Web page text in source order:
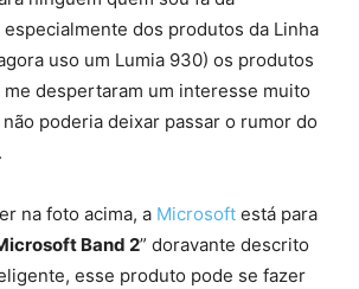
dos produtos da Linha
uso um Lumia 930) os produtos
despertaram um interesse muito
poderia deixar passar o rumor do
na foto acima, a Microsoft está para
Band 2” doravante descrito
esse produto pode se fazer